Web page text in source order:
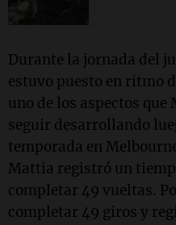
Durante la jornada del
estuvo puesto en ritmo
uno de los aspectos
seguir desarrollando
temporada en
Mattia registró un
completar 49 vueltas.
completar 49 giros y